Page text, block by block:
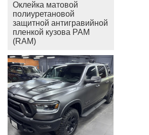
Оклейка матовой
полиуретановой
защитной антигравийной
пленкой кузова РАМ
(RAM)